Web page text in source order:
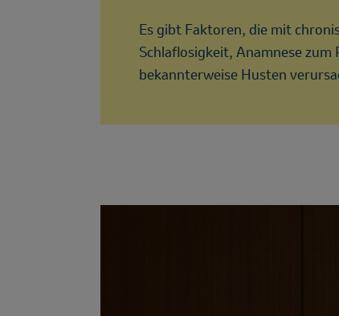
Es gibt Faktoren, die mit
Schlaflosigkeit, Anamnese
bekannterweise Husten